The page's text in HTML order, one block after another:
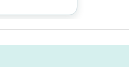
én doe-het-
keuze is.